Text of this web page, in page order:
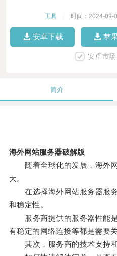
工具 时间：2024-09-
安卓下载 苹
安卓市
简介
海外网站服务器破解版
随着全球化的发展，海外网
大。
在选择海外网站服务器服务
和稳定性。
服务商提供的服务器性能是
有稳定的网络连接等都是需要
其次，服务商的技术支持和